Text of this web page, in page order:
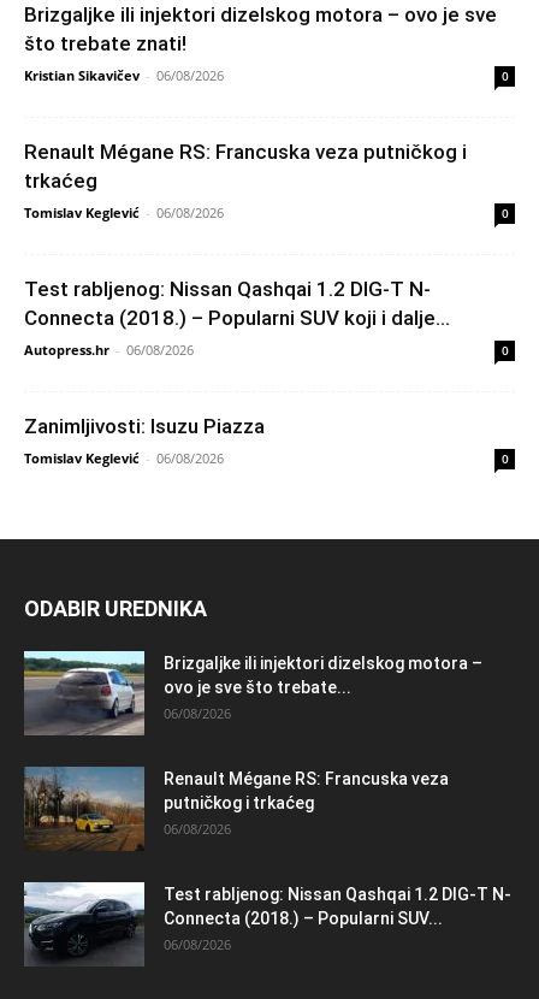
Brizgaljke ili injektori dizelskog motora – ovo je sve
što trebate znati!
Kristian Sikavičev - 06/08/2026 0
Renault Mégane RS: Francuska veza putničkog i
trkaćeg
Tomislav Keglević - 06/08/2026 0
Test rabljenog: Nissan Qashqai 1.2 DIG-T N-
Connecta (2018.) – Popularni SUV koji i dalje...
Autopress.hr - 06/08/2026 0
Zanimljivosti: Isuzu Piazza
Tomislav Keglević - 06/08/2026 0
ODABIR UREDNIKA
Brizgaljke ili injektori dizelskog motora –
ovo je sve što trebate...
06/08/2026
Renault Mégane RS: Francuska veza
putničkog i trkaćeg
06/08/2026
Test rabljenog: Nissan Qashqai 1.2 DIG-T N-
Connecta (2018.) – Popularni SUV...
06/08/2026